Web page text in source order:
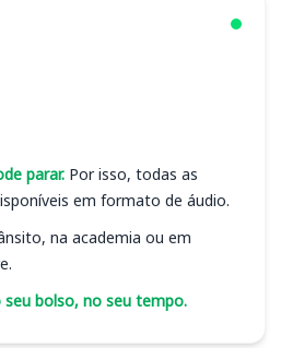
parar. Por isso, todas as
em formato de áudio.
na academia ou em
seu bolso, no seu tempo.